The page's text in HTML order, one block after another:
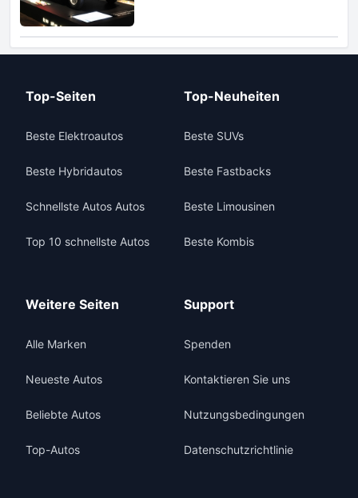
Top-Seiten
Beste Elektroautos
Beste Hybridautos
Schnellste Autos Autos
Top 10 schnellste Autos
Top-Neuheiten
Beste SUVs
Beste Fastbacks
Beste Limousinen
Beste Kombis
Weitere Seiten
Alle Marken
Neueste Autos
Beliebte Autos
Top-Autos
Support
Spenden
Kontaktieren Sie uns
Nutzungsbedingungen
Datenschutzrichtlinie